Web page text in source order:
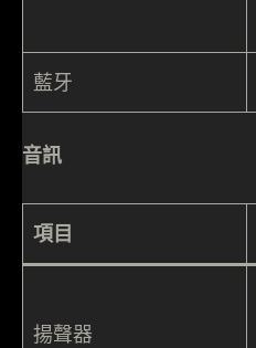
藍牙
音訊
項目
揚聲器